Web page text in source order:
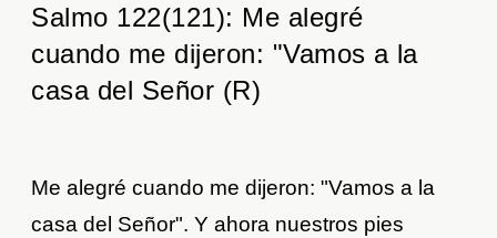
Salmo 122(121): Me alegré
cuando me dijeron: "Vamos a la
casa del Señor (R)
Me alegré cuando me dijeron: "Vamos a la
casa del Señor". Y ahora nuestros pies